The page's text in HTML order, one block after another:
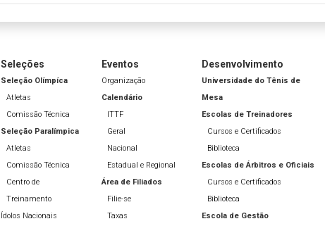
Seleções
Seleção Olímpíca
Atletas
Comissão Técnica
Seleção Paralímpica
Atletas
Comissão Técnica
Centro de
Treinamento
Ídolos Nacionais
Eventos
Organização
Calendário
ITTF
Geral
Nacional
Estadual e Regional
Área de Filiados
Filie-se
Taxas
Desenvolvimento
Universidade do Tênis de
Mesa
Escolas de Treinadores
Cursos e Certificados
Biblioteca
Escolas de Árbitros e Oficiais
Cursos e Certificados
Biblioteca
Escola de Gestão